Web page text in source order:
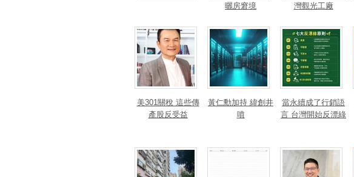
曬房窘境
灣觀光工廠
美301關稅 這些傳
產股反受益
黃仁勳加持 緯創井
噴
當永續成了行銷語
言 台灣開始反漂綠